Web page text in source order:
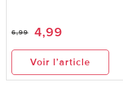
6,99 4,99
Voir l’article